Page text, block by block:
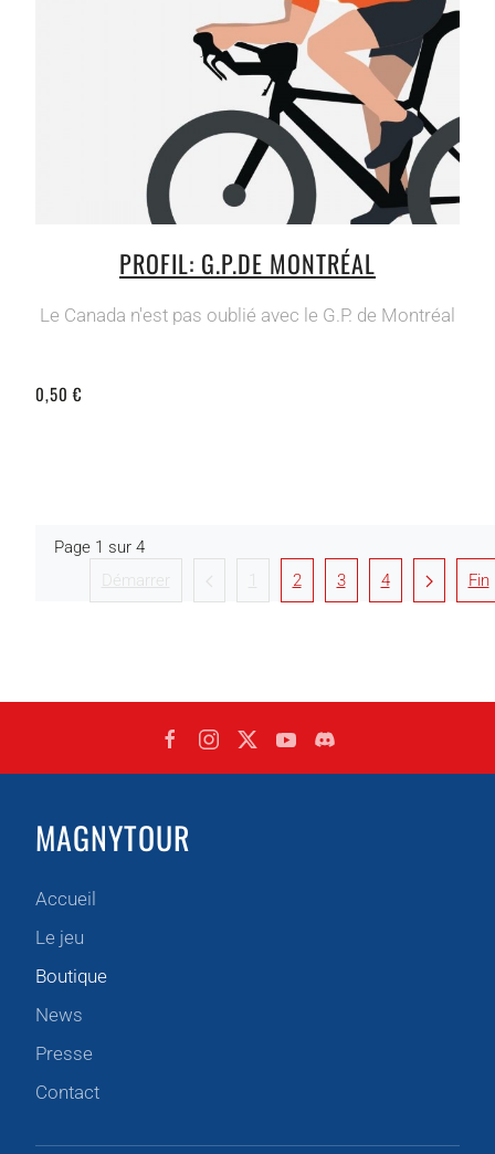
PROFIL: G.P.DE MONTRÉAL
Le Canada n'est pas oublié avec le G.P. de Montréal
0,50 €
Page 1 sur 4
Démarrer
2 3 4 Fin
MAGNYTOUR
Accueil
Le jeu
Boutique
News
Presse
Contact